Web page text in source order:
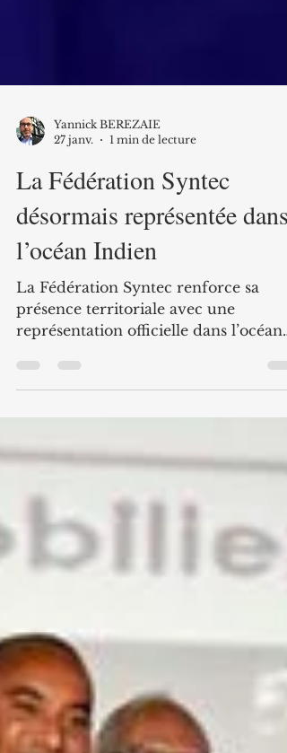
Yannick BEREZAIE
1 min de lecture
La Fédération Syntec
désormais représentée dans
l’océan Indien
présence territoriale avec une
représentation officielle dans l’océan
Indien, portée depuis La Réunion et
Mayotte. Cette représentation
Numeum à La Réunion depuis 2022.
Les objectifs clairs pour le territoire.
Cette représentation régionale vise
plusieurs enjeux stratégiques : Assurer
depuis La